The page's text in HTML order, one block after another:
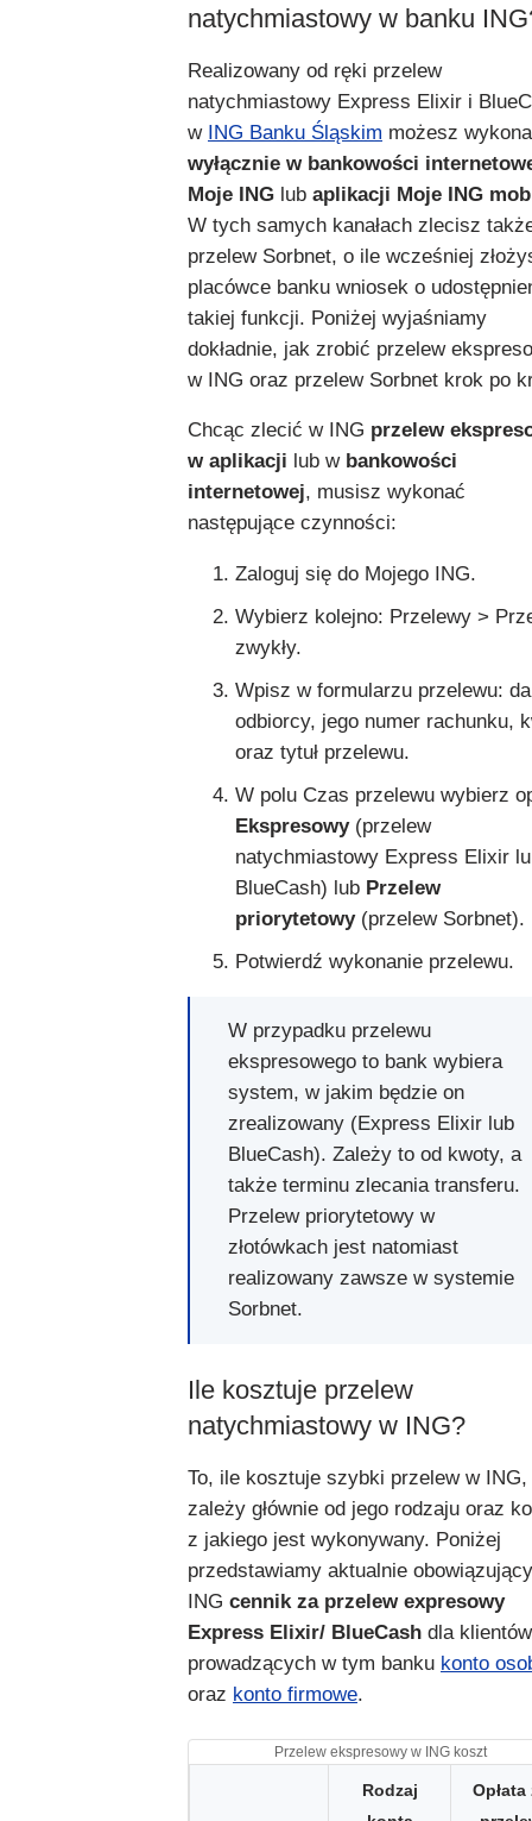
natychmiastowy w banku
Realizowany od ręki przelew
natychmiastowy Express Elixir i
w ING Banku Śląskim możesz
wyłącznie w bankowości
Moje ING lub aplikacji Moje ING
W tych samych kanałach zlecisz
przelew Sorbnet, o ile wcześniej
placówce banku wniosek o
takiej funkcji. Poniżej wyjaśniamy
dokładnie, jak zrobić przelew
w ING oraz przelew Sorbnet krok po
Chcąc zlecić w ING przelew
w aplikacji lub w bankowości
internetowej, musisz wykonać
następujące czynności:
Zaloguj się do Mojego ING.
Wybierz kolejno: Przelewy >
zwykły.
Wpisz w formularzu przelewu:
odbiorcy, jego numer rachunku,
oraz tytuł przelewu.
W polu Czas przelewu wybierz
Ekspresowy (przelew
natychmiastowy Express Elixir
BlueCash) lub Przelew
priorytetowy (przelew Sorbnet).
Potwierdź wykonanie przelewu.
W przypadku przelewu
ekspresowego to bank wybiera
system, w jakim będzie on
zrealizowany (Express Elixir lub
BlueCash). Zależy to od kwoty, a
także terminu zlecania transferu.
Przelew priorytetowy w
złotówkach jest natomiast
realizowany zawsze w systemie
Sorbnet.
Ile kosztuje przelew
natychmiastowy w ING?
To, ile kosztuje szybki przelew w ING,
zależy głównie od jego rodzaju oraz
z jakiego jest wykonywany. Poniżej
przedstawiamy aktualnie
ING cennik za przelew expresowy
Express Elixir/ BlueCash dla klientów
prowadzących w tym banku konto
oraz konto firmowe.
Przelew ekspresowy w ING koszt
Rodzaj
Opłata